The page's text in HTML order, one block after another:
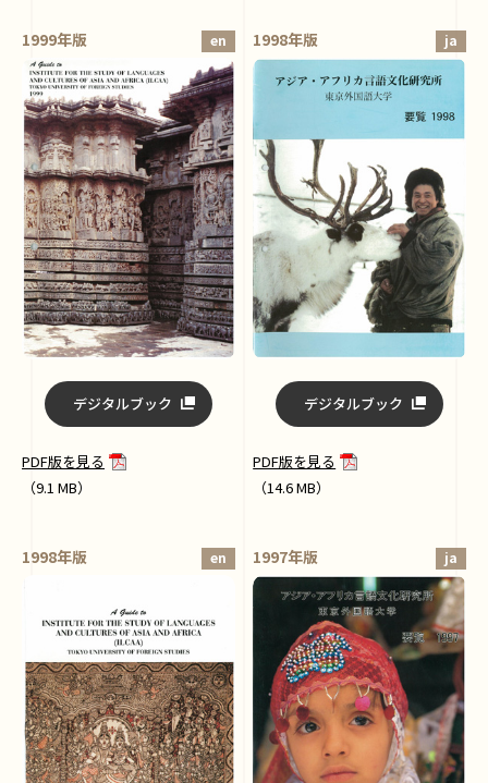
1999年版 en
デジタルブック
PDF版を見る
（9.1 MB）
1998年版 ja
デジタルブック
PDF版を見る
（14.6 MB）
1998年版 en 1997年版 ja